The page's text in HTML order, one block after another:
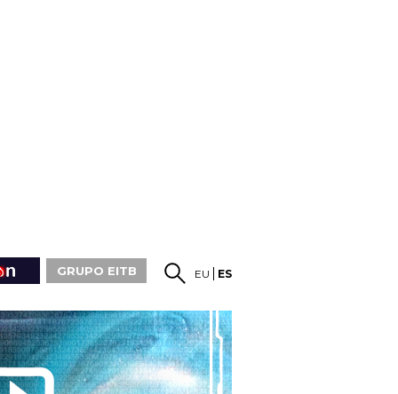
GRUPO EITB EU ES